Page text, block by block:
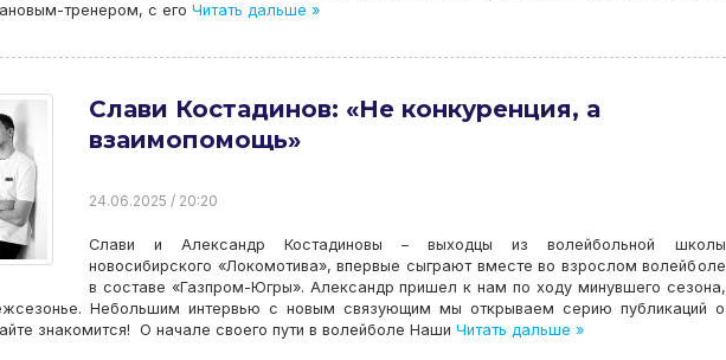
тренером, с его Читать дальше »
Слави Костадинов: «Не конкуренция, а
взаимопомощь»
24.06.2025 / 20:20
Слави и Александр Костадиновы – выходцы из волейбольной школы
новосибирского «Локомотива», впервые сыграют вместе во взрослом волейболе
в составе «Газпром-Югры». Александр пришел к нам по ходу минувшего сезона,
Небольшим интервью с новым связующим мы открываем серию публикаций о
знакомится! О начале своего пути в волейболе Наши Читать дальше »